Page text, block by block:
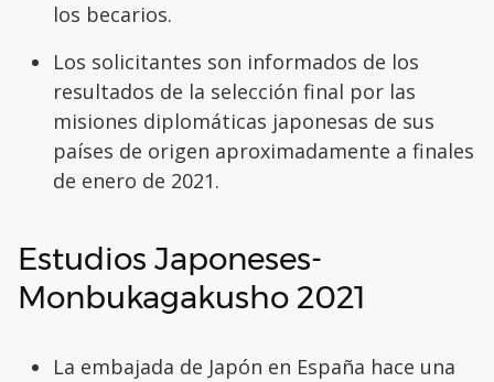
los becarios.
Los solicitantes son informados de los
resultados de la selección final por las
misiones diplomáticas japonesas de sus
países de origen aproximadamente a finales
de enero de 2021.
Estudios Japoneses-
Monbukagakusho 2021
La embajada de Japón en España hace una